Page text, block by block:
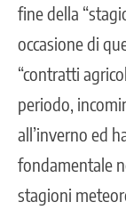
fine della
occasione di
“contratti
periodo,
all’inverno ed
fondamentale
stagioni